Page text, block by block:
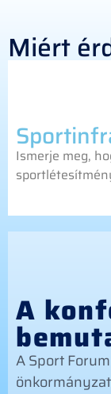
Miért
Ismerje meg,
A
A Sport